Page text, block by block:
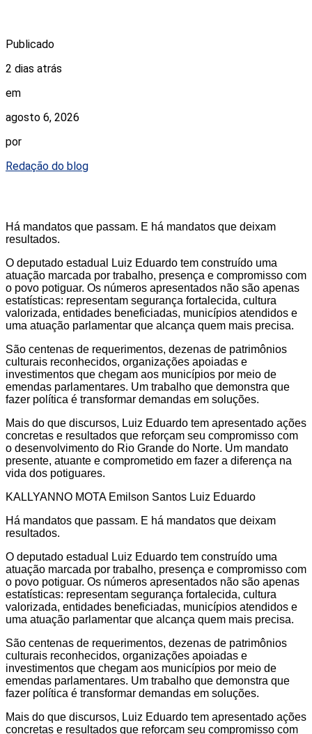
Publicado
2 dias atrás
em
agosto 6, 2026
por
Redação do blog
Há mandatos que passam. E há mandatos que deixam
resultados.
O deputado estadual Luiz Eduardo tem construído uma
atuação marcada por trabalho, presença e compromisso com
o povo potiguar. Os números apresentados não são apenas
estatísticas: representam segurança fortalecida, cultura
valorizada, entidades beneficiadas, municípios atendidos e
uma atuação parlamentar que alcança quem mais precisa.
São centenas de requerimentos, dezenas de patrimônios
culturais reconhecidos, organizações apoiadas e
investimentos que chegam aos municípios por meio de
emendas parlamentares. Um trabalho que demonstra que
fazer política é transformar demandas em soluções.
Mais do que discursos, Luiz Eduardo tem apresentado ações
concretas e resultados que reforçam seu compromisso com
o desenvolvimento do Rio Grande do Norte. Um mandato
presente, atuante e comprometido em fazer a diferença na
vida dos potiguares.
KALLYANNO MOTA Emilson Santos Luiz Eduardo
Há mandatos que passam. E há mandatos que deixam
resultados.
O deputado estadual Luiz Eduardo tem construído uma
atuação marcada por trabalho, presença e compromisso com
o povo potiguar. Os números apresentados não são apenas
estatísticas: representam segurança fortalecida, cultura
valorizada, entidades beneficiadas, municípios atendidos e
uma atuação parlamentar que alcança quem mais precisa.
São centenas de requerimentos, dezenas de patrimônios
culturais reconhecidos, organizações apoiadas e
investimentos que chegam aos municípios por meio de
emendas parlamentares. Um trabalho que demonstra que
fazer política é transformar demandas em soluções.
Mais do que discursos, Luiz Eduardo tem apresentado ações
concretas e resultados que reforçam seu compromisso com